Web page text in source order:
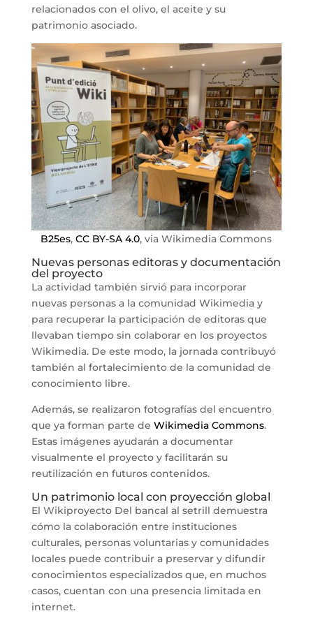
relacionados con el olivo, el aceite y su
patrimonio asociado.
B25es,CC BY-SA 4.0, via Wikimedia Commons
Nuevas personas editoras y documentación
del proyecto
La actividad también sirvió para incorporar
nuevas personas a la comunidad Wikimedia y
para recuperar la participación de editoras que
llevaban tiempo sin colaborar en los proyectos
Wikimedia. De este modo, la jornada contribuyó
también al fortalecimiento de la comunidad de
conocimiento libre.
Además, se realizaron fotografías del encuentro
que ya forman parte de Wikimedia Commons.
Estas imágenes ayudarán a documentar
visualmente el proyecto y facilitarán su
reutilización en futuros contenidos.
Un patrimonio local con proyección global
El Wikiproyecto Del bancal al setrill demuestra
cómo la colaboración entre instituciones
culturales, personas voluntarias y comunidades
locales puede contribuir a preservar y difundir
conocimientos especializados que, en muchos
casos, cuentan con una presencia limitada en
internet.